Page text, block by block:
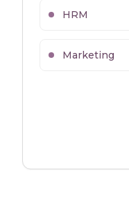
HRM
Marketing